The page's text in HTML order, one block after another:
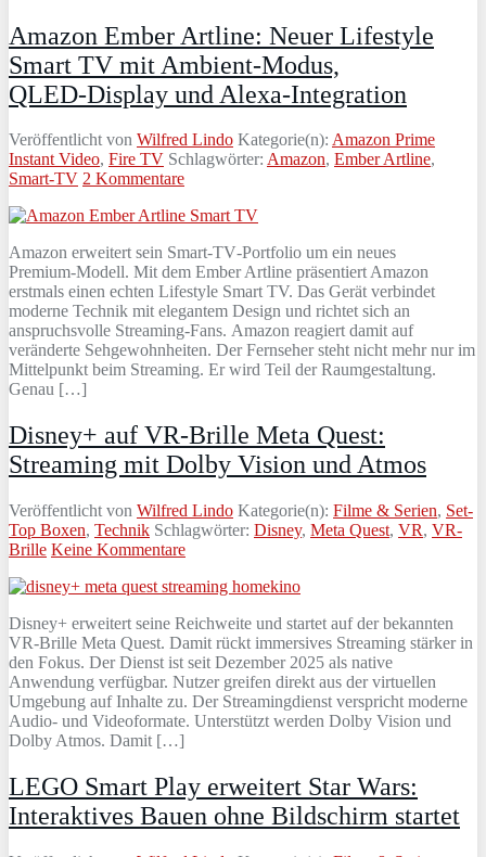
Amazon Ember Artline: Neuer Lifestyle
Smart TV mit Ambient‑Modus,
QLED‑Display und Alexa‑Integration
Veröffentlicht von Wilfred Lindo Kategorie(n): Amazon Prime
Instant Video, Fire TV Schlagwörter: Amazon, Ember Artline,
Smart-TV 2 Kommentare
Amazon erweitert sein Smart‑TV‑Portfolio um ein neues
Premium‑Modell. Mit dem Ember Artline präsentiert Amazon
erstmals einen echten Lifestyle Smart TV. Das Gerät verbindet
moderne Technik mit elegantem Design und richtet sich an
anspruchsvolle Streaming‑Fans. Amazon reagiert damit auf
veränderte Sehgewohnheiten. Der Fernseher steht nicht mehr nur im
Mittelpunkt beim Streaming. Er wird Teil der Raumgestaltung.
Genau […]
Disney+ auf VR-Brille Meta Quest:
Streaming mit Dolby Vision und Atmos
Veröffentlicht von Wilfred Lindo Kategorie(n): Filme & Serien, Set-
Top Boxen, Technik Schlagwörter: Disney, Meta Quest, VR, VR-
Brille Keine Kommentare
Disney+ erweitert seine Reichweite und startet auf der bekannten
VR‑Brille Meta Quest. Damit rückt immersives Streaming stärker in
den Fokus. Der Dienst ist seit Dezember 2025 als native
Anwendung verfügbar. Nutzer greifen direkt aus der virtuellen
Umgebung auf Inhalte zu. Der Streamingdienst verspricht moderne
Audio‑ und Videoformate. Unterstützt werden Dolby Vision und
Dolby Atmos. Damit […]
LEGO Smart Play erweitert Star Wars:
Interaktives Bauen ohne Bildschirm startet